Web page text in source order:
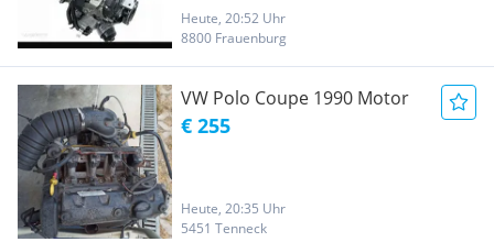
Heute, 20:52 Uhr
8800 Frauenburg
VW Polo Coupe 1990 Motor
€ 255
Heute, 20:35 Uhr
5451 Tenneck